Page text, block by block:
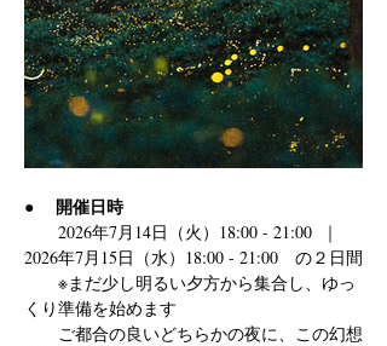
● 開催日時
2026年7月14日（火）18:00 - 21:00  ｜
2026年7月15日（水）18:00 - 21:00　の２日間
※まだ少し明るい夕方から集合し、ゆっ
くり準備を始めます
ご都合の良いどちらかの夜に、この幻想